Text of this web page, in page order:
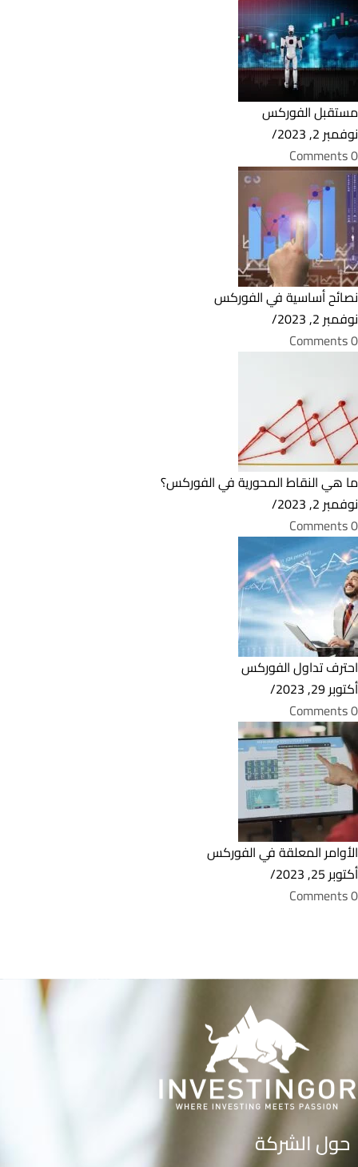
مستقبل الفوركس
نوفمبر 2, 2023
/
0 Comments
نصائح أساسية في الفوركس
نوفمبر 2, 2023
/
0 Comments
ما هي النقاط المحورية في الفوركس؟
نوفمبر 2, 2023
/
0 Comments
احترف تداول الفوركس
أكتوبر 29, 2023
/
0 Comments
الأوامر المعلقة في الفوركس
أكتوبر 25, 2023
/
0 Comments
حول الشركة